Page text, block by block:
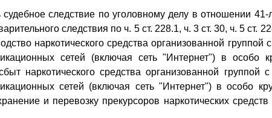
следствие по уголовному делу в отношении 41-
следствия по ч. 5 ст. 228.1, ч. 3 ст. 30, ч. 5 ст.
наркотического средства организованной группой
сетей (включая сеть "Интернет") в особо
наркотического средства организованной группой
сетей (включая сеть "Интернет") в особо
и перевозку прекурсоров наркотических